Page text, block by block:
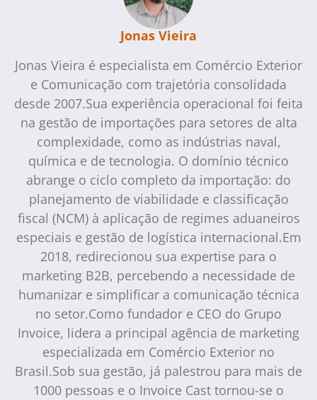
Jonas Vieira
Jonas Vieira é especialista em Comércio Exterior
e Comunicação com trajetória consolidada
desde 2007.Sua experiência operacional foi feita
na gestão de importações para setores de alta
complexidade, como as indústrias naval,
química e de tecnologia. O domínio técnico
abrange o ciclo completo da importação: do
planejamento de viabilidade e classificação
fiscal (NCM) à aplicação de regimes aduaneiros
especiais e gestão de logística internacional.Em
2018, redirecionou sua expertise para o
marketing B2B, percebendo a necessidade de
humanizar e simplificar a comunicação técnica
no setor.Como fundador e CEO do Grupo
Invoice, lidera a principal agência de marketing
especializada em Comércio Exterior no
Brasil.Sob sua gestão, já palestrou para mais de
1000 pessoas e o Invoice Cast tornou-se o